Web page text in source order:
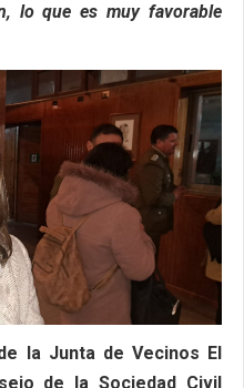
lo que es muy favorable
la Junta de Vecinos El
de la Sociedad Civil